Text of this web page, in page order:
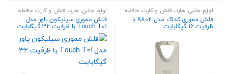
لوازم جانبی, هارد، فلش و کارت حافظه
فلش مموری کداک مدل K802 با
ظرفیت 16 گیگابایت
لوازم جانبی, هارد، فلش و کارت حافظه
فلش مموری سیلیکون پاور مدل
Touch T01 با ظرفیت 32 گیگابایت